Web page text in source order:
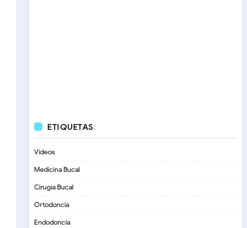
ETIQUETAS
Videos
Medicina Bucal
Cirugía Bucal
Ortodoncia
Endodoncia